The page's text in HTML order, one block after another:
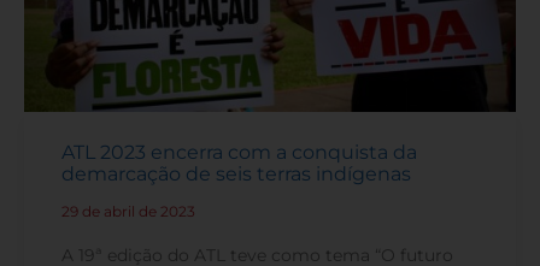
ATL 2023 encerra com a conquista da
demarcação de seis terras indígenas
29 de abril de 2023
A 19ª edição do ATL teve como tema “O futuro